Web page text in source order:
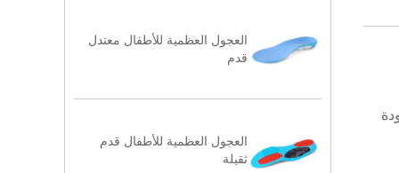
العجول العظمية للأطفال معتدل
قدم
العجول العظمية للأطفال قدم
ثقيلة